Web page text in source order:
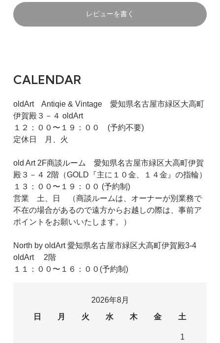
レビューを書く
CALENDAR
oldArt Antiqie & Vintage 愛知県名古屋市緑区大高町
伊賀殿３－４ oldArt
１２：００〜１９：００ (予約不要)
定休日 月、火
old Art 2F商談ルーム 愛知県名古屋市緑区大高町伊賀
殿３－４ 2階（GOLD『主に１０金、１４金』の指輪）
１３：００〜１９：００ (予約制)
営業 土、日 （商談ルームは、オーナーが別業務で
不在の場合があるので遠方からお越しの際は、事前ア
ポイントをお願いいたします。）
North by oldArt 愛知県名古屋市緑区大高町伊賀殿3-4
oldArt 2階
１１：００〜１６：００(予約制)
2026年8月
日
月 火 水 木 金 土
1